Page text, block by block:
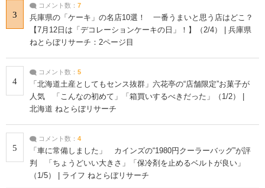
3
コメント数： 7
兵庫県の「ケーキ」の名店10選！ 一番うまいと思う店はどこ？
【7月12日は「デコレーションケーキの日」！】（2/4） | 兵庫県
ねとらぼリサーチ：2ページ目
4
コメント数： 5
「北海道土産としてもセンス抜群」六花亭の“店舗限定”お菓子が
人気 「こんなの初めて」「箱買いするべきだった」（1/2） |
北海道 ねとらぼリサーチ
5
コメント数： 4
「車に常備しました」 カインズの“1980円クーラーバッグ”が評
判 「ちょうどいい大きさ」「保冷剤を止めるベルトが良い」
（1/5） | ライフ ねとらぼリサーチ